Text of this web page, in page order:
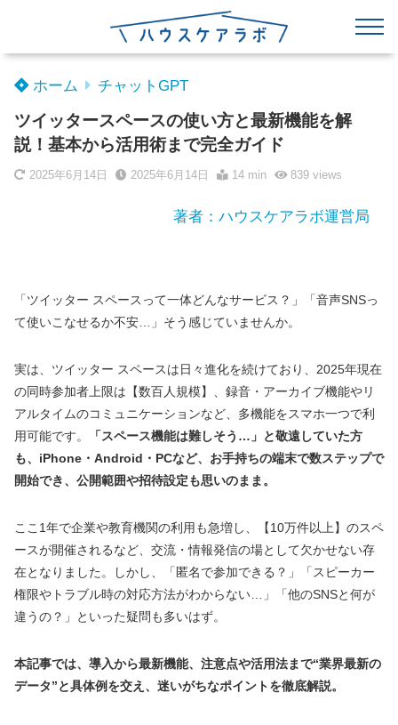
ホーム チャットGPT
ツイッタースペースの使い方と最新機能を解
説！基本から活用術まで完全ガイド
2025年6月14日 2025年6月14日 14 min 839views
著者：ハウスケアラボ運営局
「ツイッター スペースって一体どんなサービス？」「音声SNSっ
て使いこなせるか不安…」そう感じていませんか。
実は、ツイッター スペースは日々進化を続けており、2025年現在
の同時参加者上限は【数百人規模】、録音・アーカイブ機能やリ
アルタイムのコミュニケーションなど、多機能をスマホ一つで利
用可能です。
「スペース機能は難しそう…」と敬遠していた方
も、iPhone・Android・PCなど、お手持ちの端末で数ステップで
開始でき、公開範囲や招待設定も思いのまま。
ここ1年で企業や教育機関の利用も急増し、【10万件以上】のスペ
ースが開催されるなど、交流・情報発信の場として欠かせない存
在となりました。しかし、「匿名で参加できる？」「スピーカー
権限やトラブル時の対応方法がわからない…」「他のSNSと何が
違うの？」といった疑問も多いはず。
本記事では、導入から最新機能、注意点や活用法まで“業界最新の
データ”と具体例を交え、迷いがちなポイントを徹底解説。